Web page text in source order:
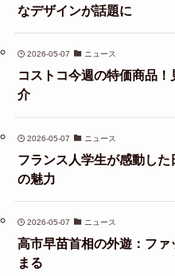
なデザインが話題に
2026-05-07 ニュース
コストコ今週の特価商品
介
2026-05-07 ニュース
フランス人学生が感動し
の魅力
2026-05-07 ニュース
高市早苗首相の外遊：フ
まる